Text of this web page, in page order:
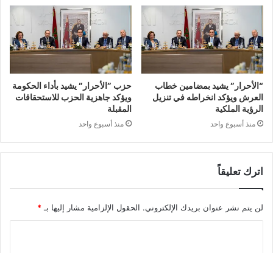
“الأحرار” يشيد بمضامين خطاب
العرش ويؤكد انخراطه في تنزيل
الرؤية الملكية
منذ أسبوع واحد
حزب ”الأحرار” يشيد بأداء الحكومة
ويؤكد جاهزية الحزب للاستحقاقات
المقبلة
منذ أسبوع واحد
اترك تعليقاً
لن يتم نشر عنوان بريدك الإلكتروني. الحقول الإلزامية مشار إليها بـ *